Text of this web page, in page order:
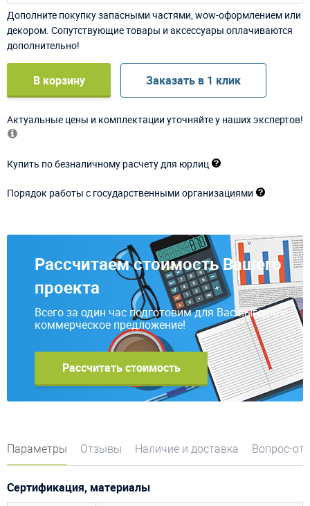
Дополните покупку запасными частями, wow-оформлением или
декором. Сопутствующие товары и аксессуары оплачиваются
дополнительно!
В корзину Заказать в 1 клик
Актуальные цены и комплектации уточняйте у наших экспертов!
Купить по безналичному расчету для юрлиц
Порядок работы с государственными организациями
Рассчитаем стоимость Вашего
проекта
Всего за один час подготовим для Вас выгодное
коммерческое предложение!
Рассчитать стоимость
Параметры Отзывы Наличие и доставка Вопрос-
Сертификация, материалы